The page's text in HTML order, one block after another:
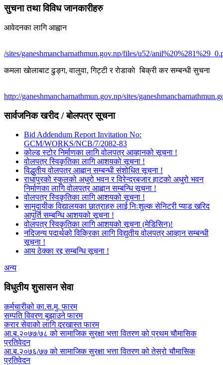
सुचना तथा विविध जानकारीहरु
आवेदनका लागि आह्वान
/sites/ganeshmancharnathmun.gov.np/files/u52/
कमला खाेलाबाट ढु‌ङ्ग, वालुवा, गिट्टी र राेडाकाे बिक्री कर सम्बन्धी सुचना
http://ganeshmancharnathmun.gov.np/sites/
सार्वजनिक खरीद / बोलपत्र सूचना
Bid Addendum Report Invitation No:
GCM/WORKS/NCB/7/2082-83
कोल्ड स्टोर निर्माणका लागि वोलपत्र आव्हानको सूचना !
वोलपत्र स्विकृतिका लागि आशयको सूचना !
विद्धुतीय वोलपत्र आह्वान सम्बन्धी संशोधित सूचना !
राधापुरको स्कुलको अधुरो भवन र विरेन्द्रबजार हाटको अधुरो भवन
निर्माणका लागि वोलपत्र आह्वान सम्बन्धि सूचना !
वोलपत्र स्विकृतिका लागि आशयको सूचना !
सामुदायीक विद्यालयका छात्राहरु लाई निःशुल्क सेनिटरी प्याड खरिद
आपुर्ति सम्बन्धि आशयको सूचना !
वोलपत्र स्विकृतिका लागि आशयको सूचना (मेडिसिन)!
नदिजन्य पदार्थको विक्रिका लागि विद्युतीय वोलपत्र आव्हान सम्बन्धी
सूचना !
आय ठेक्का रद्द सम्बन्धि सूचना !
अन्य
विधुतीय शुसासन सेवा
कर्मचारीको का.स.मु. फारम
सम्पति विवरण बुझाउने फारम
करार सेवाको लागि दरखास्त फारम
आ.ब.२०७७/७८ को सामाजिक सुरक्षा भत्ता वितरण को प्रथम चौमासिक
प्रतिवेदन
आ.ब.२०७६/७७ को सामाजिक सुरक्षा भत्ता वितरण को तेस्रो चौमासिक
प्रतिवेदन